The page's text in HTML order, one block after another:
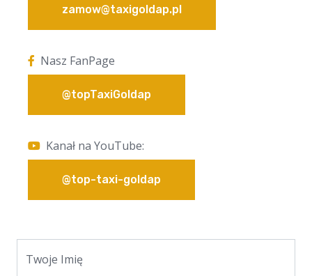
zamow@taxigoldap.pl
Nasz FanPage
@topTaxiGoldap
Kanał na YouTube:
@top-taxi-goldap
Twoje Imię